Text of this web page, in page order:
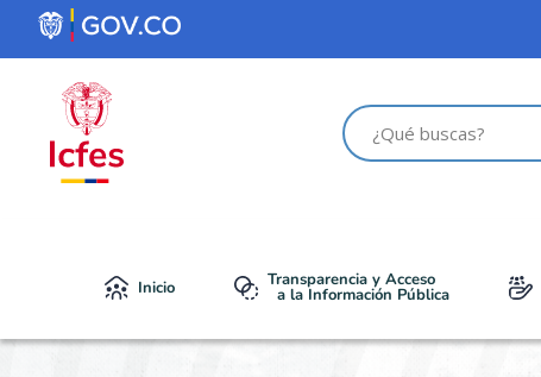
Inicio Transparencia y Acceso
a la Información Pública